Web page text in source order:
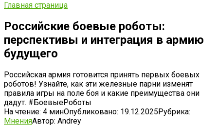
Главная страница
Российские боевые роботы:
перспективы и интеграция в армию
будущего
Российская армия готовится принять первых боевых
роботов! Узнайте, как эти железные парни изменят
правила игры на поле боя и какие преимущества они
дадут. #БоевыеРоботы
На чтение: 4 минОпубликовано: 19.12.2025Рубрика:
МненияАвтор: Andrey